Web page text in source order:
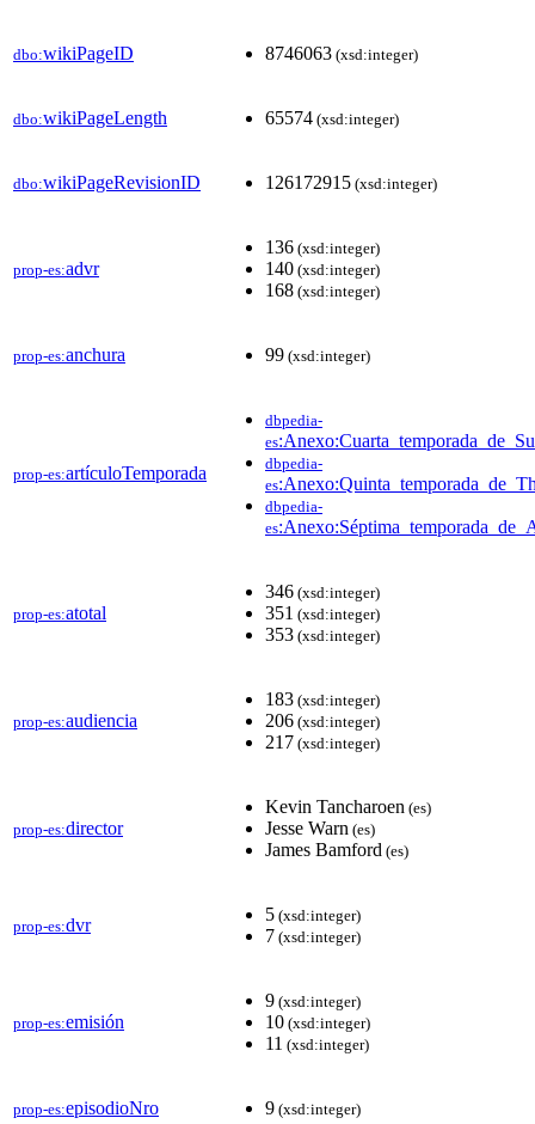
dbo:wikiPageID 8746063 (xsd:integer)
dbo:wikiPageLength 65574 (xsd:integer)
dbo:wikiPageRevisionID 126172915 (xsd:integer)
prop-es:advr
136 (xsd:integer)
140 (xsd:integer)
168 (xsd:integer)
prop-es:anchura 99 (xsd:integer)
prop-es:artículoTemporada
dbpedia-
es
dbpedia-
es
dbpedia-
es
prop-es:atotal
346 (xsd:integer)
351 (xsd:integer)
353 (xsd:integer)
prop-es:audiencia
183 (xsd:integer)
206 (xsd:integer)
217 (xsd:integer)
prop-es:director
Kevin Tancharoen (es)
Jesse Warn (es)
James Bamford (es)
prop-es:dvr
5 (xsd:integer)
7 (xsd:integer)
prop-es:emisión
9 (xsd:integer)
10 (xsd:integer)
11 (xsd:integer)
prop-es:episodioNro 9 (xsd:integer)